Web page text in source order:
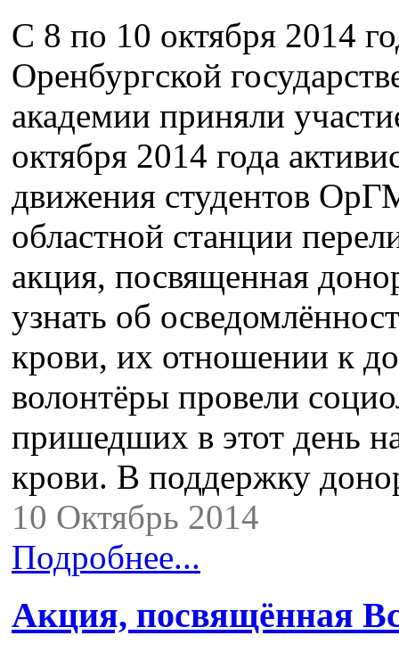
С 8 по 10 октября 2014
Оренбургской
академии приняли
октября 2014 года
движения студентов
областной станции
акция, посвященная
узнать об
крови, их отношении к
волонтёры провели
пришедших в этот день
крови. В поддержку
10 Октябрь 2014
Подробнее...
Акция, посвящённая